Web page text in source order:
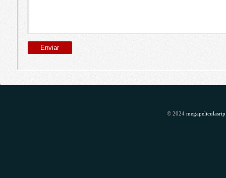
© 2024 megapeliculasrip